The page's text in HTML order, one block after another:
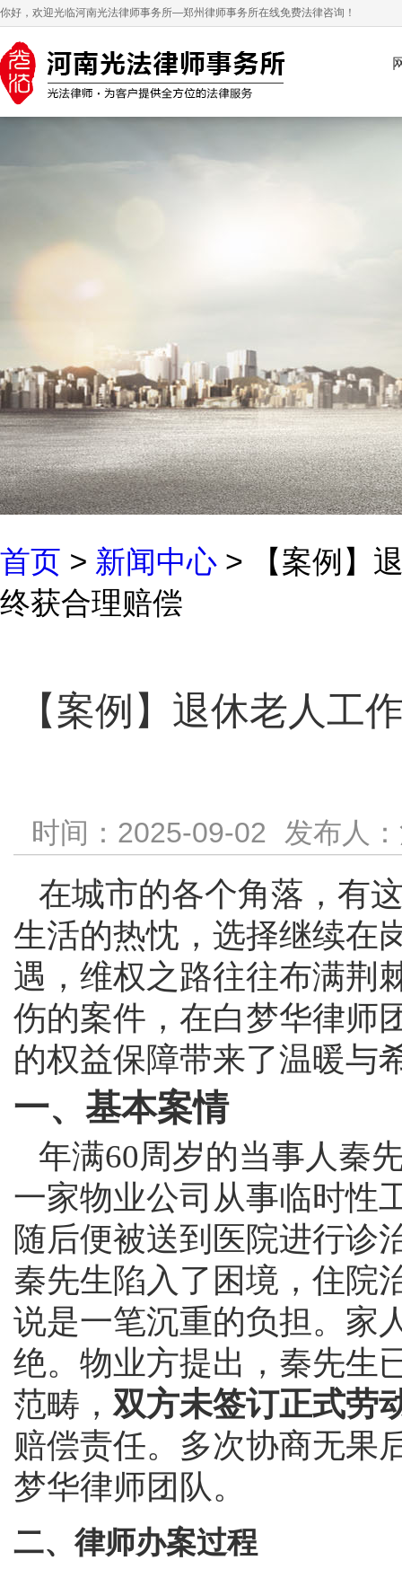
你好，欢迎光临河南光法律师事务所—郑州律师事务所在线免费法律咨询！
首页 > 新闻中心 > 【案例】
终获合理赔偿
【案例】退休老人工
时间：2025-09-02 发布人
在城市的各个角落，有
生活的热忱，选择继续在
遇，维权之路往往布满荆
伤的案件，在白梦华律师
的权益保障带来了温暖与
一、基本案情
年满60周岁的当事人秦
一家物业公司从事临时性
随后便被送到医院进行诊
秦先生陷入了困境，住院
说是一笔沉重的负担。家
绝。物业方提出，秦先生
范畴， 双方未签订正式劳
赔偿责任。多次协商无果
梦华律师团队。
二、律师办案过程